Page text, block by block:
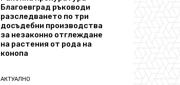
Благоевград ръководи
разследването по три
досъдебни производства
за незаконно отглеждане
на растения от рода на
конопа
АКТУАЛНО